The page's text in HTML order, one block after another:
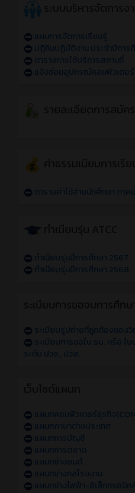
แผนการจัดการเรียนรู้
ปฏิทินปฏิบัติงาน ประจำปีการ
ตารางการใช้บริการสถานที่
แจ้งซ่อมอุปกรณ์คอมพิวเตอร์
ตารางค่าใช้จ่ายนักศึกษา ภา
ทำเนียบรุ่นปีการศึกษา 2567
ทำเนียบรุ่นปีการศึกษา 2568
ระเบียบรูปถ่ายที่ถูกต้องของ
ระเบียบการขอใบ รบ. หรือ
ระดับ ปวช., ปวส.
แผนกคอมพิวเตอร์ธุรกิจ
แผนกภาษาต่างประเทศ
แผนกการบัญชี
แผนกการตลาด
แผนกช่างยนต์
แผนกช่างกลโรงงาน
แผนกช่างไฟฟ้า-อิเล็กทรอนิก